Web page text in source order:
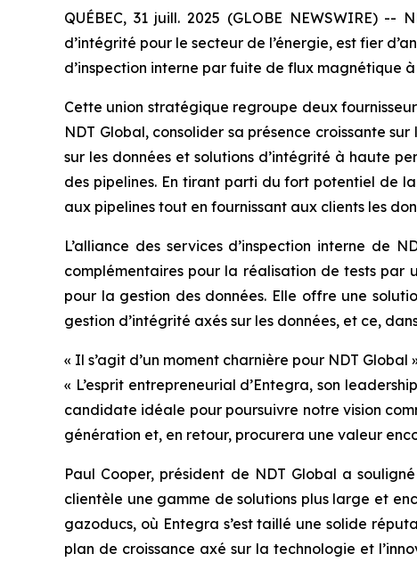
QUÉBEC, 31 juill. 2025 (GLOBE NEWSWIRE)
d’intégrité pour le secteur de l’énergie, est fier
d’inspection interne par fuite de flux magnétique
Cette union stratégique regroupe deux
NDT Global, consolider sa présence croissante
sur les données et solutions d’intégrité à haute
des pipelines. En tirant parti du fort potentiel de
aux pipelines tout en fournissant aux clients les
L’alliance des services d’inspection interne de
complémentaires pour la réalisation de tests
pour la gestion des données. Elle offre une
gestion d’intégrité axés sur les données, et ce,
« Il s’agit d’un moment charnière pour NDT
« L’esprit entrepreneurial d’Entegra, son
candidate idéale pour poursuivre notre vision
génération et, en retour, procurera une valeur
Paul Cooper, président de NDT Global a
clientèle une gamme de solutions plus large et
gazoducs, où Entegra s’est taillé une solide
plan de croissance axé sur la technologie et